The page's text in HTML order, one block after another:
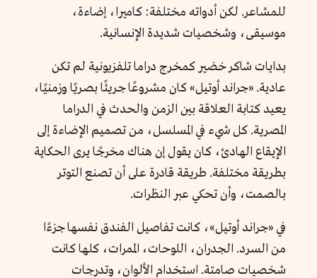
للمشاعر. لكن أدواته مختلفة: كاميرا، إضاءة،
موسيقى، وشخصيات شديدة الإنسانية.
بدايات شاكر خضير كمخرج دراما تلفزيونية لم تكن
عادية. «جراند أوتيل» كان مشروعًا جريئًا بصريًا وزمنيًا،
يعيد كتابة العلاقة بين الزمن والحدث في الدراما
المصرية. كل شيء في المسلسل، من تصميم الإضاءة إلى
الإيقاع الهادئ، كان يقول إن هناك مخرجًا يرى الحكاية
بطريقة مختلفة. طريقة قادرة على أن تصنع التوتر
بالصمت، وأن تحكي عبر النظرات.
في «جراند أوتيل»، كانت تفاصيل الفندق نفسها جزءًا
من السرد. الجدران، اللوحات، الممرات، كلها كانت
شخصيات صامتة. استخدام الألوان، وتدرجات